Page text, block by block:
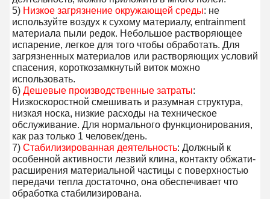
5) Низкое загрязнение окружающей среды: не
используйте воздух к сухому материалу, entrainment
материала пыли редок. Небольшое растворяющее
испарение, легкое для того чтобы обработать. Для
загрязненных материалов или растворяющих условий
спасения, короткозамкнутый виток можно
использовать.
6) Дешевые производственные затраты:
Низкоскоростной смешивать и разумная структура,
низкая носка, низкие расходы на техническое
обслуживание. Для нормального функционирования,
как раз только 1 человек/день.
7) Стабилизированная деятельность: Должный к
особенной активности лезвий клина, контакту обжати-
расширения материальной частицы с поверхностью
передачи тепла достаточно, она обеспечивает что
обработка стабилизирована.